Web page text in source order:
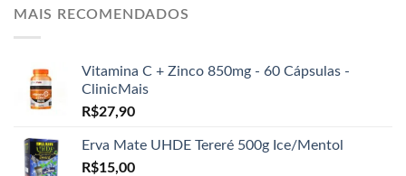
MAIS RECOMENDADOS
Vitamina C + Zinco 850mg - 60 Cápsulas -
ClinicMais
R$27,90
Erva Mate UHDE Tereré 500g Ice/Mentol
R$15,00